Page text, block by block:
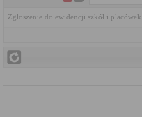
Zgłoszenie do ewidencji szkół i